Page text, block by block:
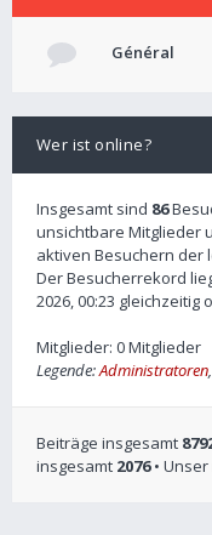
Général
Wer ist online?
Insgesamt sind 86
unsichtbare Mitglieder
aktiven Besuchern der
Der Besucherrekord
2026, 00:23 gleichzeitig
Mitglieder: 0 Mitglieder
Legende:Administratoren,
Beiträge insgesamt
insgesamt 2076•